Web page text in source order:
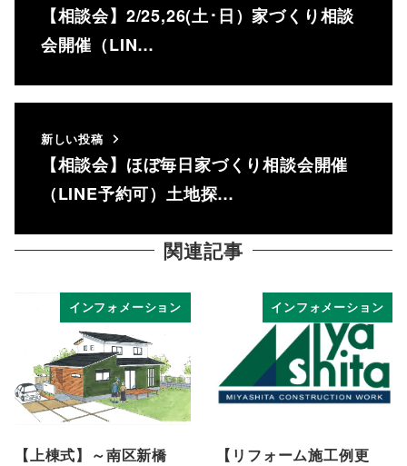
【相談会】2/25,26(土･日）家づくり相談
会開催（LIN…
新しい投稿
【相談会】ほぼ毎日家づくり相談会開催
（LINE予約可）土地探…
関連記事
インフォメーション
【上棟式】～南区新橋
インフォメーション
【リフォーム施工例更